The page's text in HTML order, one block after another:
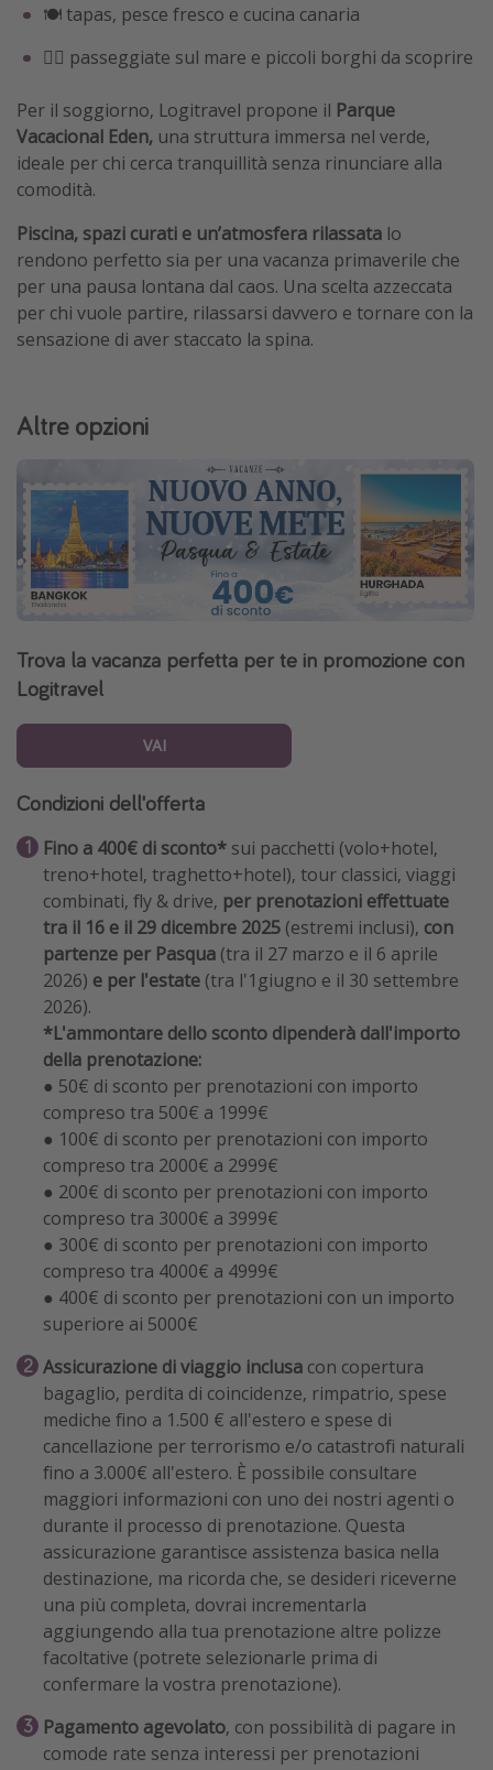
🍽️ tapas, pesce fresco e cucina canaria
🚶‍♀️ passeggiate sul mare e piccoli borghi da scoprire
Per il soggiorno, Logitravel propone il Parque
Vacacional Eden, una struttura immersa nel verde,
ideale per chi cerca tranquillità senza rinunciare alla
comodità.
Piscina, spazi curati e un’atmosfera rilassata lo
rendono perfetto sia per una vacanza primaverile che
per una pausa lontana dal caos. Una scelta azzeccata
per chi vuole partire, rilassarsi davvero e tornare con la
sensazione di aver staccato la spina.
Altre opzioni
Trova la vacanza perfetta per te in promozione con
Logitravel
VAI
Condizioni dell'offerta
Fino a 400€ di sconto* sui pacchetti (volo+hotel,
treno+hotel, traghetto+hotel), tour classici, viaggi
combinati, fly & drive, per prenotazioni effettuate
tra il 16 e il 29 dicembre 2025 (estremi inclusi), con
partenze per Pasqua (tra il 27 marzo e il 6 aprile
2026) e per l'estate (tra l'1giugno e il 30 settembre
2026).
*L'ammontare dello sconto dipenderà dall'importo
della prenotazione:
● 50€ di sconto per prenotazioni con importo
compreso tra 500€ a 1999€
● 100€ di sconto per prenotazioni con importo
compreso tra 2000€ a 2999€
● 200€ di sconto per prenotazioni con importo
compreso tra 3000€ a 3999€
● 300€ di sconto per prenotazioni con importo
compreso tra 4000€ a 4999€
● 400€ di sconto per prenotazioni con un importo
superiore ai 5000€
Assicurazione di viaggio inclusa con copertura
bagaglio, perdita di coincidenze, rimpatrio, spese
mediche fino a 1.500 € all'estero e spese di
cancellazione per terrorismo e/o catastrofi naturali
fino a 3.000€ all'estero. È possibile consultare
maggiori informazioni con uno dei nostri agenti o
durante il processo di prenotazione. Questa
assicurazione garantisce assistenza basica nella
destinazione, ma ricorda che, se desideri riceverne
una più completa, dovrai incrementarla
aggiungendo alla tua prenotazione altre polizze
facoltative (potrete selezionarle prima di
confermare la vostra prenotazione).
Pagamento agevolato, con possibilità di pagare in
comode rate senza interessi per prenotazioni